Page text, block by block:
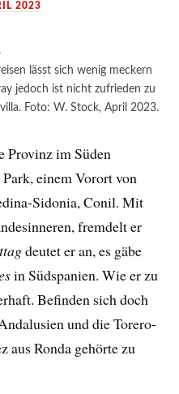
2023
lässt sich wenig meckern
jedoch ist nicht zufrieden zu
Foto: W. Stock, April 2023.
Provinz im Süden
einem Vorort von
Sidonia, Conil. Mit
fremdelt er
deutet er an, es gäbe
in Südspanien. Wie er zu
Befinden sich doch
und die Torero-
aus Ronda gehörte zu